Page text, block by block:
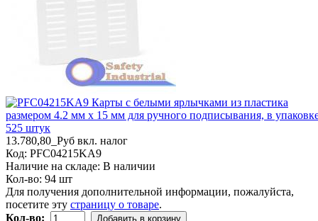
13.780,80_Руб вкл. налог
Код: PFC04215KA9
Наличие на складе: В наличии
Кол-во: 94 шт
Для получения дополнительной информации, пожалуйста,
посетите эту страницу о товаре.
Кол-во:
Добавить в корзину